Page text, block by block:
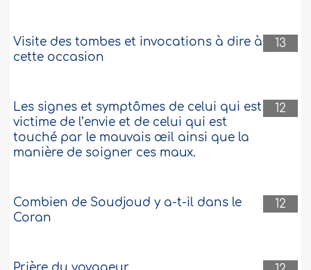
13
Visite des tombes et invocations à dire à
cette occasion
12
Les signes et symptômes de celui qui est
victime de l’envie et de celui qui est
touché par le mauvais œil ainsi que la
manière de soigner ces maux.
12
Combien de Soudjoud y a-t-il dans le
Coran